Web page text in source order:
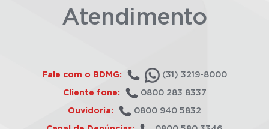
Atendimento
Fale com o BDMG: (31) 3219-8000
Cliente fone: 0800 283 8337
Ouvidoria: 0800 940 5832